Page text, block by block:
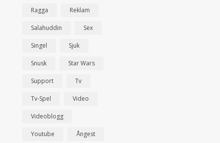
Ragga Reklam
Salahuddin Sex
Singel Sjuk
Snusk Star Wars
Support Tv
Tv-Spel Video
Videoblogg
Youtube Ångest